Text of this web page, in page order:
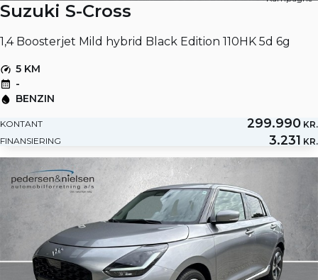
Suzuki S-Cross
1,4 Boosterjet Mild hybrid Black Edition 110HK 5d 6g
5 KM
-
BENZIN
KONTANT 299.990 KR.
FINANSIERING
3.231 KR.